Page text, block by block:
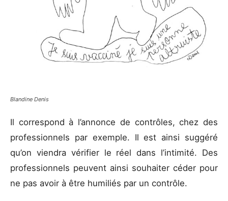
Blandine Denis
Il correspond à l’annonce de contrôles, chez des
professionnels par exemple. Il est ainsi suggéré
qu’on viendra vérifier le réel dans l’intimité. Des
professionnels peuvent ainsi souhaiter céder pour
ne pas avoir à être humiliés par un contrôle.